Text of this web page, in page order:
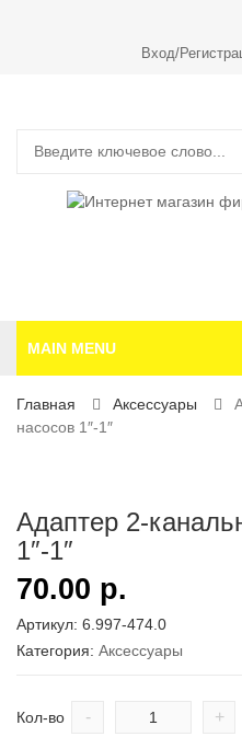
Вход/
MAIN MENU
Главная Аксесcуары
насосов 1″-1″
Адаптер 2-
1″-1″
70.00 р.
Артикул: 6.997-474.0
Категория: Аксесcуары
Кол-во - +